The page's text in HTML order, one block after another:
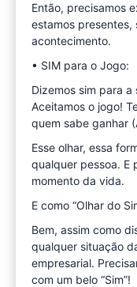
Então, precisamos
estamos
acontecimento.
• SIM para o Jogo:
Dizemos sim para
Aceitamos o jogo!
quem sabe ganhar
Esse olhar, essa
qualquer pessoa. E
momento da vida.
E como “Olhar do
Bem, assim como
qualquer situação
empresarial.
com um belo “Sim”!